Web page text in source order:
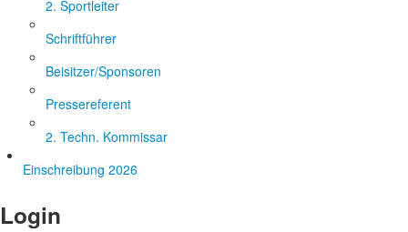
2. Sportleiter
Schriftführer
Beisitzer/Sponsoren
Pressereferent
2. Techn. Kommissar
Einschreibung 2026
Login